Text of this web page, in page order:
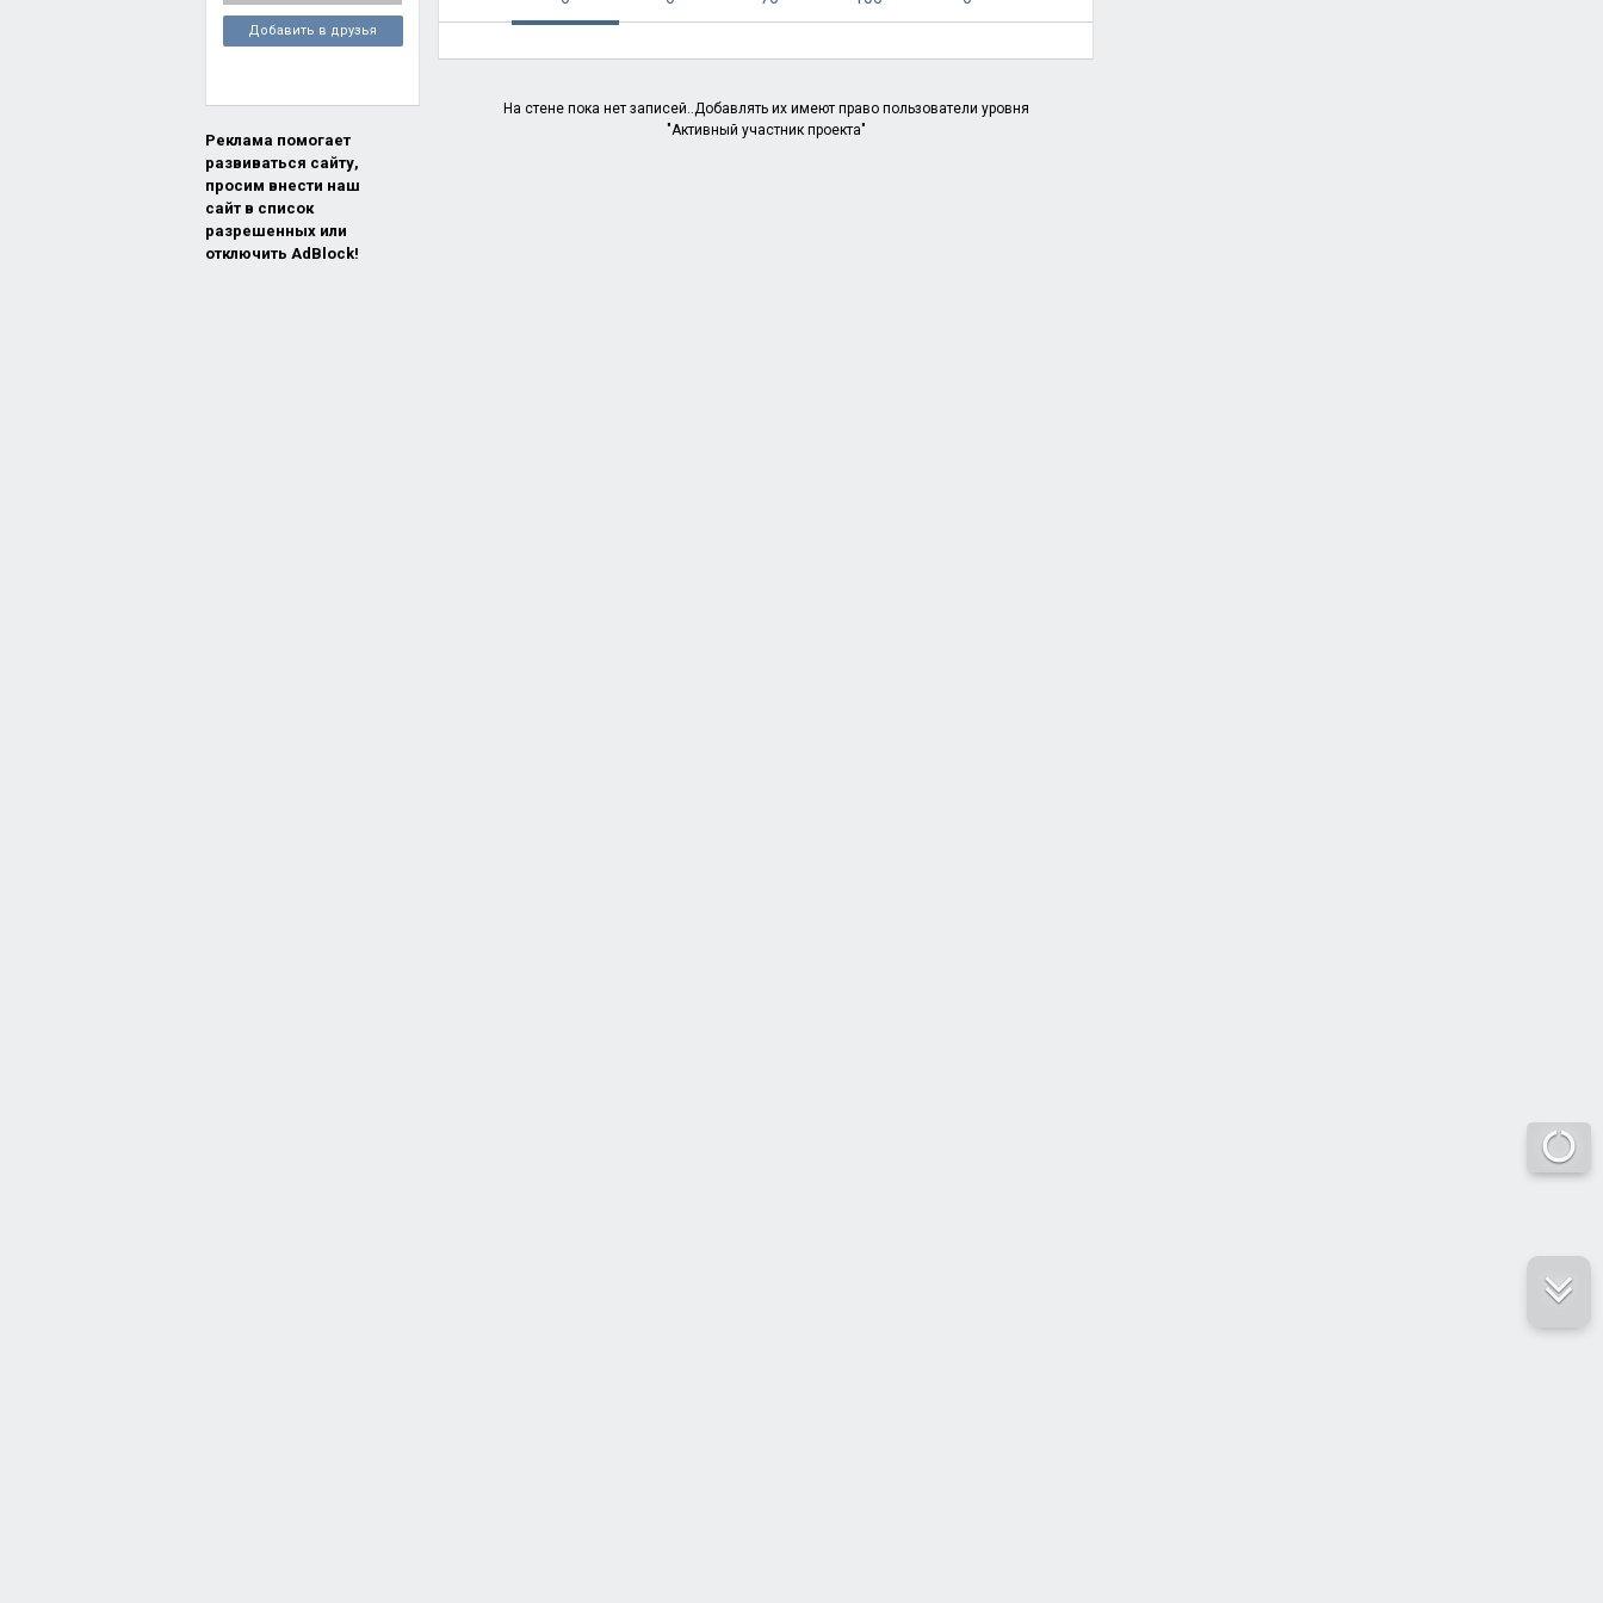
Добавить в друзья
Реклама помогает
развиваться сайту,
просим внести наш
сайт в список
разрешенных или
отключить AdBlock!
На стене пока нет записей..Добавлять их имеют право пользователи уровня
"Активный участник проекта"